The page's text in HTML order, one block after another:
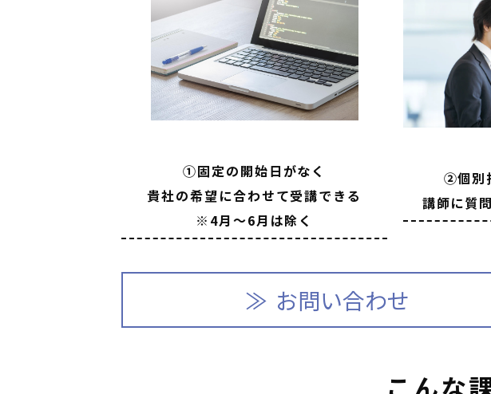
①固定の開始日がなく
貴社の希望に合わせて受講できる
※4月～6月は除く
②個別
講師に質
お問い合わせ